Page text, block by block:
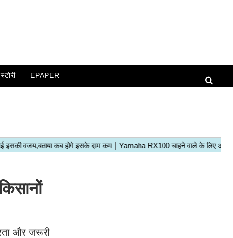
EPAPER
और जरूरी